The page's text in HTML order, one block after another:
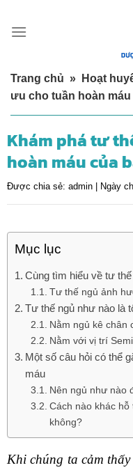
Trang chủ » Hoạt
ưu cho tuần hoàn máu
Khám phá tư
hoàn máu của
Được chia sẻ: admin | Ngày
Mục lục
Cùng tìm hiểu về tư
Tư thế ngủ ảnh
Tư thế ngủ như nào là
Nằm ngủ kê chân
Nằm với vị trí
Một số câu hỏi có thể
máu
Nên ngủ như nào
Cách nào khác
không?
Khi chúng ta cảm